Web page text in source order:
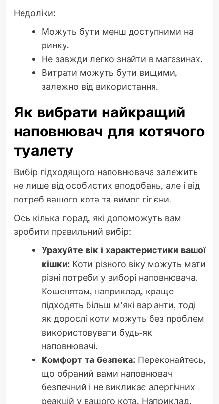
Недоліки:
Можуть бути менш доступними на
ринку.
Не завжди легко знайти в магазинах.
Витрати можуть бути вищими,
залежно від використання.
Як вибрати найкращий
наповнювач для котячого
туалету
Вибір підходящого наповнювача залежить
не лише від особистих вподобань, але і від
потреб вашого кота та вимог гігієни.
Ось кілька порад, які допоможуть вам
зробити правильний вибір:
Урахуйте вік і характеристики вашої
кішки:Коти різного віку можуть мати
різні потреби у виборі наповнювача.
Кошенятам, наприклад, краще
підходять більш м’які варіанти, тоді
як дорослі коти можуть без проблем
використовувати будь-які
наповнювачі.
Комфорт та безпека:Переконайтесь,
що обраний вами наповнювач
безпечний і не викликає алергічних
реакцій у вашого кота. Наприклад,